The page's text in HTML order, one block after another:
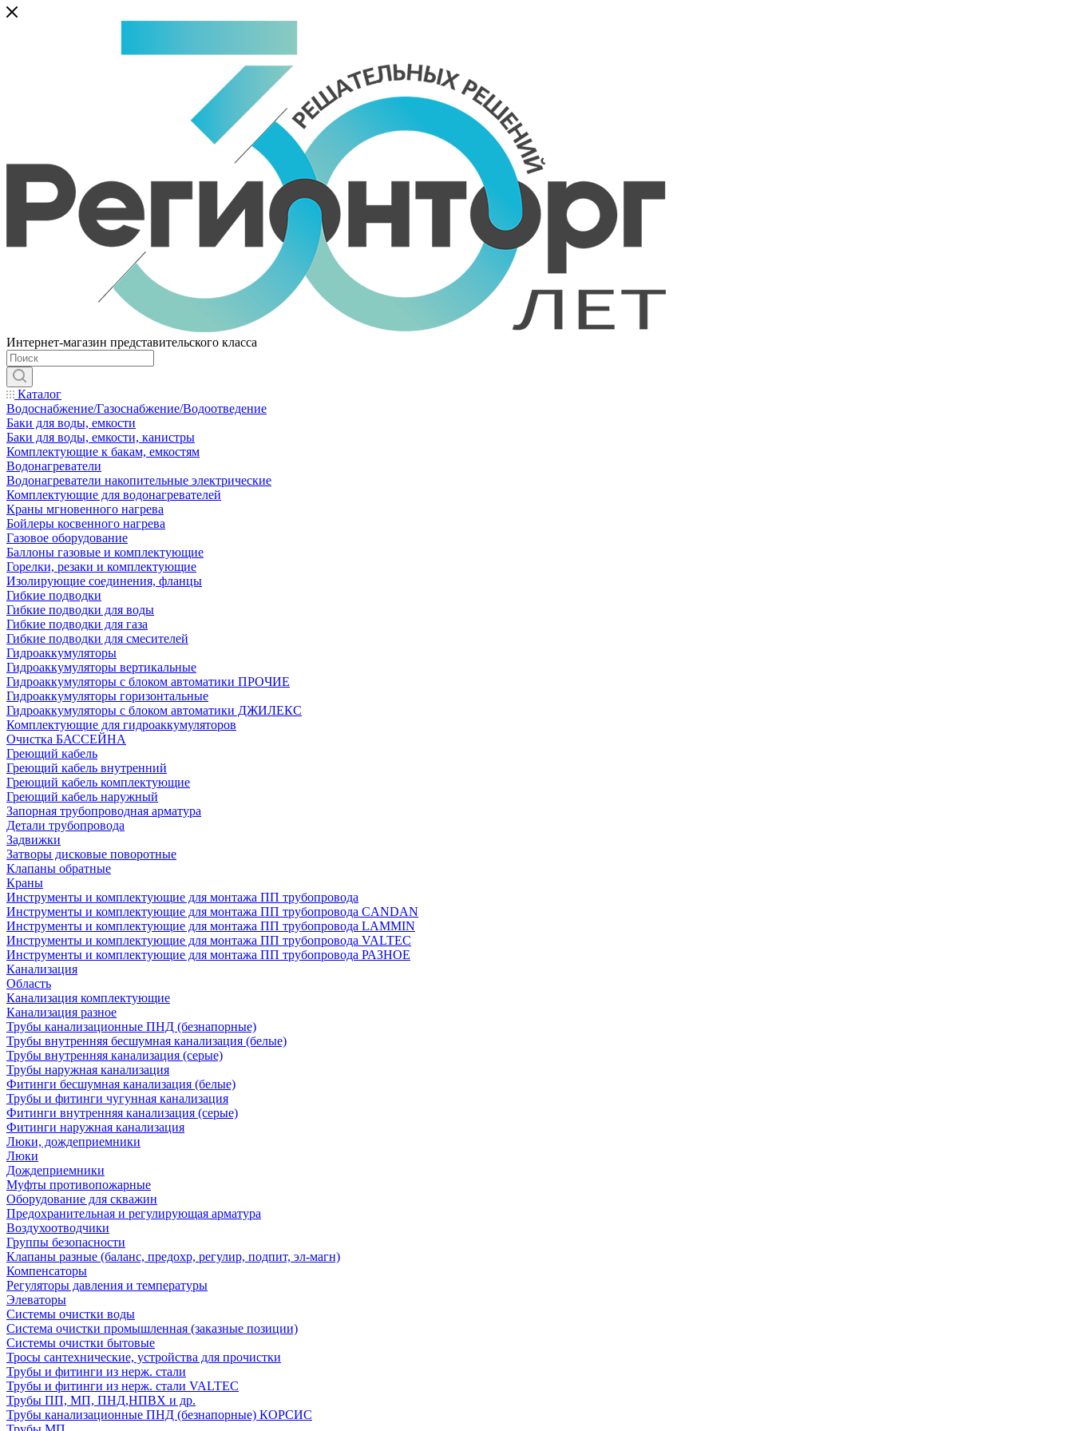
Интернет-магазин представительского класса
Каталог
Водоснабжение/Газоснабжение/Водоотведение
Баки для воды, емкости
Баки для воды, емкости, канистры
Комплектующие к бакам, емкостям
Водонагреватели
Водонагреватели накопительные электрические
Комплектующие для водонагревателей
Краны мгновенного нагрева
Бойлеры косвенного нагрева
Газовое оборудование
Баллоны газовые и комплектующие
Горелки, резаки и комплектующие
Изолирующие соединения, фланцы
Гибкие подводки
Гибкие подводки для воды
Гибкие подводки для газа
Гибкие подводки для смесителей
Гидроаккумуляторы
Гидроаккумуляторы вертикальные
Гидроаккумуляторы с блоком автоматики ПРОЧИЕ
Гидроаккумуляторы горизонтальные
Гидроаккумуляторы с блоком автоматики ДЖИЛЕКС
Комплектующие для гидроаккумуляторов
Очистка БАССЕЙНА
Греющий кабель
Греющий кабель внутренний
Греющий кабель комплектующие
Греющий кабель наружный
Запорная трубопроводная арматура
Детали трубопровода
Задвижки
Затворы дисковые поворотные
Клапаны обратные
Краны
Инструменты и комплектующие для монтажа ПП трубопровода
Инструменты и комплектующие для монтажа ПП трубопровода CANDAN
Инструменты и комплектующие для монтажа ПП трубопровода LAMMIN
Инструменты и комплектующие для монтажа ПП трубопровода VALTEC
Инструменты и комплектующие для монтажа ПП трубопровода РАЗНОЕ
Канализация
Область
Канализация комплектующие
Канализация разное
Трубы канализационные ПНД (безнапорные)
Трубы внутренняя бесшумная канализация (белые)
Трубы внутренняя канализация (серые)
Трубы наружная канализация
Фитинги бесшумная канализация (белые)
Трубы и фитинги чугунная канализация
Фитинги внутренняя канализация (серые)
Фитинги наружная канализация
Люки, дождеприемники
Люки
Дождеприемники
Муфты противопожарные
Оборудование для скважин
Предохранительная и регулирующая арматура
Воздухоотводчики
Группы безопасности
Клапаны разные (баланс, предохр, регулир, подпит, эл-магн)
Компенсаторы
Регуляторы давления и температуры
Элеваторы
Системы очистки воды
Система очистки промышленная (заказные позиции)
Системы очистки бытовые
Тросы сантехнические, устройства для прочистки
Трубы и фитинги из нерж. стали
Трубы и фитинги из нерж. стали VALTEC
Трубы ПП, МП, ПНД,НПВХ и др.
Трубы канализационные ПНД (безнапорные) КОРСИС